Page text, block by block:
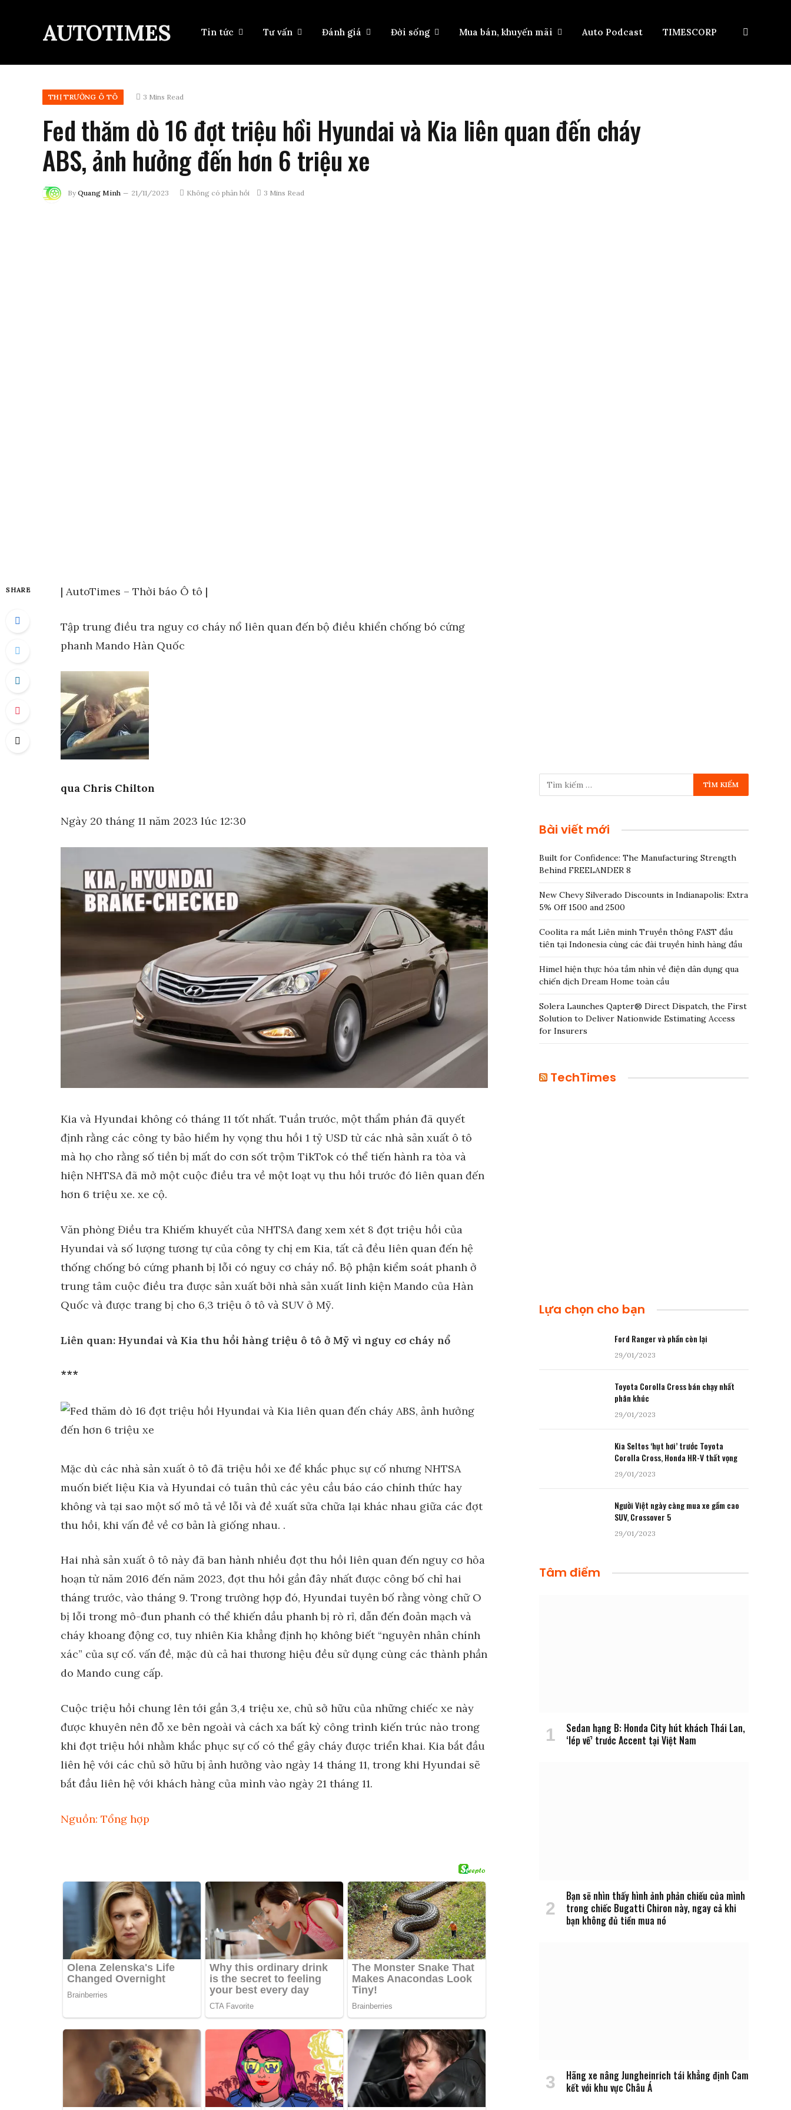
AUTOTIMES Tin tức Tư vấn Đánh giá Đời sống Mua bán, khuyến mãi Auto Podcast TIMESCORP
THỊ TRƯỜNG Ô TÔ 3 Mins Read
Fed thăm dò 16 đợt triệu hồi Hyundai và Kia liên quan đến cháy
ABS, ảnh hưởng đến hơn 6 triệu xe
By Quang Minh 21/11/2023 Không có phản hồi 3 Mins Read
SHARE | AutoTimes – Thời báo Ô tô |
Tập trung điều tra nguy cơ cháy nổ liên quan đến bộ điều khiển chống bó cứng
phanh Mando Hàn Quốc
qua Chris Chilton
Ngày 20 tháng 11 năm 2023 lúc 12:30
Kia và Hyundai không có tháng 11 tốt nhất. Tuần trước, một thẩm phán đã quyết
định rằng các công ty bảo hiểm hy vọng thu hồi 1 tỷ USD từ các nhà sản xuất ô tô
mà họ cho rằng số tiền bị mất do cơn sốt trộm TikTok có thể tiến hành ra tòa và
hiện NHTSA đã mở một cuộc điều tra về một loạt vụ thu hồi trước đó liên quan đến
hơn 6 triệu xe. xe cộ.
Văn phòng Điều tra Khiếm khuyết của NHTSA đang xem xét 8 đợt triệu hồi của
Hyundai và số lượng tương tự của công ty chị em Kia, tất cả đều liên quan đến hệ
thống chống bó cứng phanh bị lỗi có nguy cơ cháy nổ. Bộ phận kiểm soát phanh ở
trung tâm cuộc điều tra được sản xuất bởi nhà sản xuất linh kiện Mando của Hàn
Quốc và được trang bị cho 6,3 triệu ô tô và SUV ở Mỹ.
Liên quan: Hyundai và Kia thu hồi hàng triệu ô tô ở Mỹ vì nguy cơ cháy nổ
***
Mặc dù các nhà sản xuất ô tô đã triệu hồi xe để khắc phục sự cố nhưng NHTSA
muốn biết liệu Kia và Hyundai có tuân thủ các yêu cầu báo cáo chính thức hay
không và tại sao một số mô tả về lỗi và đề xuất sửa chữa lại khác nhau giữa các đợt
thu hồi, khi vấn đề về cơ bản là giống nhau. .
Hai nhà sản xuất ô tô này đã ban hành nhiều đợt thu hồi liên quan đến nguy cơ hỏa
hoạn từ năm 2016 đến năm 2023, đợt thu hồi gần đây nhất được công bố chỉ hai
tháng trước, vào tháng 9. Trong trường hợp đó, Hyundai tuyên bố rằng vòng chữ O
bị lỗi trong mô-đun phanh có thể khiến dầu phanh bị rò rỉ, dẫn đến đoản mạch và
cháy khoang động cơ, tuy nhiên Kia khẳng định họ không biết “nguyên nhân chính
xác” của sự cố. vấn đề, mặc dù cả hai thương hiệu đều sử dụng cùng các thành phần
do Mando cung cấp.
Cuộc triệu hồi chung lên tới gần 3,4 triệu xe, chủ sở hữu của những chiếc xe này
được khuyên nên đỗ xe bên ngoài và cách xa bất kỳ công trình kiến ​​trúc nào trong
khi đợt triệu hồi nhằm khắc phục sự cố có thể gây cháy được triển khai. Kia bắt đầu
liên hệ với các chủ sở hữu bị ảnh hưởng vào ngày 14 tháng 11, trong khi Hyundai sẽ
bắt đầu liên hệ với khách hàng của mình vào ngày 21 tháng 11.
Nguồn: Tổng hợp
Bài viết mới
Built for Confidence: The Manufacturing Strength
Behind FREELANDER 8
New Chevy Silverado Discounts in Indianapolis: Extra
5% Off 1500 and 2500
Coolita ra mắt Liên minh Truyền thông FAST đầu
tiên tại Indonesia cùng các đài truyền hình hàng đầu
Himel hiện thực hóa tầm nhìn về điện dân dụng qua
chiến dịch Dream Home toàn cầu
Solera Launches Qapter® Direct Dispatch, the First
Solution to Deliver Nationwide Estimating Access
for Insurers
TechTimes
Lựa chọn cho bạn
Ford Ranger và phần còn lại
29/01/2023
Toyota Corolla Cross bán chạy nhất
phân khúc
29/01/2023
Kia Seltos ‘hụt hơi’ trước Toyota
Corolla Cross, Honda HR-V thất vọng
29/01/2023
Người Việt ngày càng mua xe gầm cao
SUV, Crossover 5
29/01/2023
Tâm điểm
Sedan hạng B: Honda City hút khách Thái Lan,
‘lép vế’ trước Accent tại Việt Nam
Bạn sẽ nhìn thấy hình ảnh phản chiếu của mình
trong chiếc Bugatti Chiron này, ngay cả khi
bạn không đủ tiền mua nó
Hãng xe nâng Jungheinrich tái khẳng định Cam
kết với khu vực Châu Á